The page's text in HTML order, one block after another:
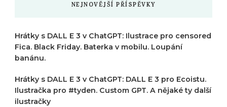
NEJNOVĚJŠÍ PŘÍSPĚVKY
Hrátky s DALL E 3 v ChatGPT: Ilustrace pro censored
Fica. Black Friday. Baterka v mobilu. Loupání
banánu.
Hrátky s DALL E 3 v ChatGPT: DALL E 3 pro Ecoistu.
Ilustračka pro #tyden. Custom GPT. A nějaké ty další
ilustračky